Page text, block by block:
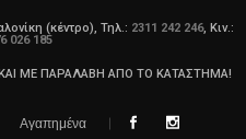
(κέντρο), Τηλ.: 2311 242 246, Κιν.:
026 185
ΚΑΙ ΜΕ ΠΑΡΑΛΑΒΗ ΑΠΟ ΤΟ ΚΑΤΑΣΤΗΜΑ!
Αγαπημένα